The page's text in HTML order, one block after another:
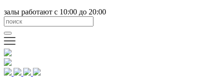
залы работают с 10:00 до 20:00